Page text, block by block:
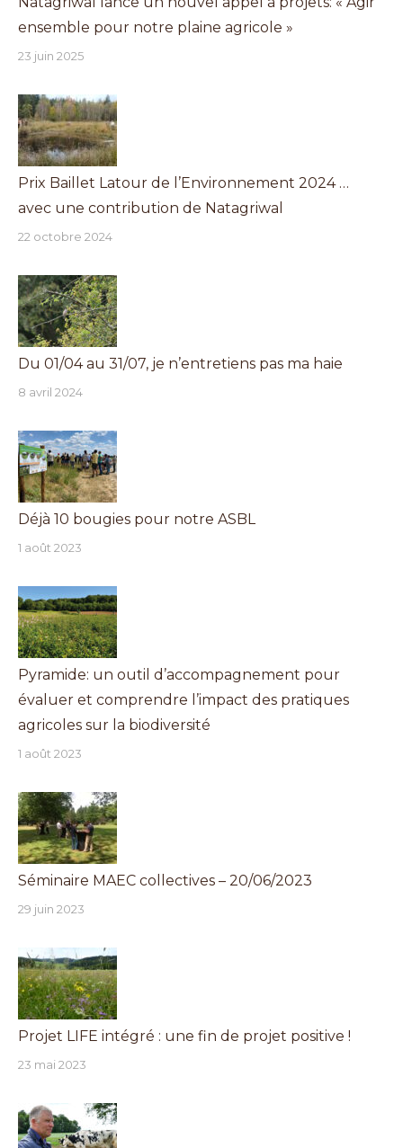
ensemble pour notre plaine agricole »
23 juin 2025
Prix Baillet Latour de l’Environnement 2024 …
avec une contribution de Natagriwal
22 octobre 2024
Du 01/04 au 31/07, je n’entretiens pas ma haie
8 avril 2024
Déjà 10 bougies pour notre ASBL
1 août 2023
Pyramide: un outil d’accompagnement pour
évaluer et comprendre l’impact des pratiques
agricoles sur la biodiversité
1 août 2023
Séminaire MAEC collectives – 20/06/2023
29 juin 2023
Projet LIFE intégré : une fin de projet positive !
23 mai 2023